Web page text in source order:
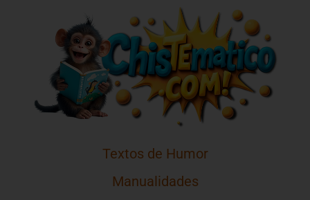
Textos de Humor
Manualidades